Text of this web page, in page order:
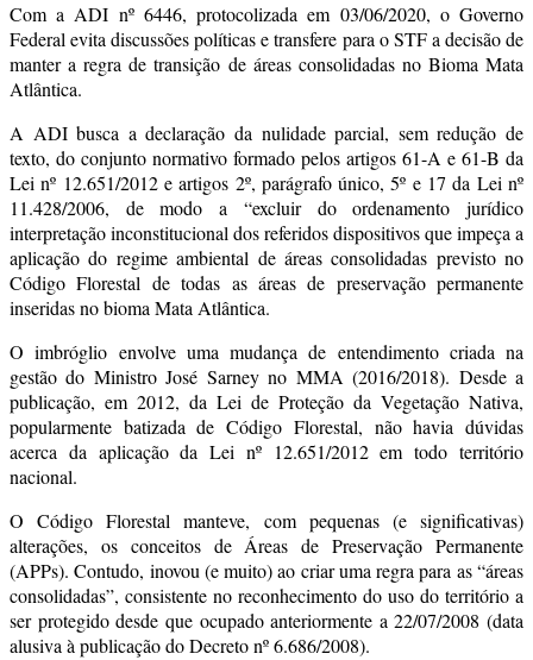
Com a ADI nº 6446, protocolizada em 03/06/2020, o Governo
Federal evita discussões políticas e transfere para o STF a decisão de
manter a regra de transição de áreas consolidadas no Bioma Mata
Atlântica.
A ADI busca a declaração da nulidade parcial, sem redução de
texto, do conjunto normativo formado pelos artigos 61-A e 61-B da
Lei nº 12.651/2012 e artigos 2º, parágrafo único, 5º e 17 da Lei nº
11.428/2006, de modo a “excluir do ordenamento jurídico
interpretação inconstitucional dos referidos dispositivos que impeça a
aplicação do regime ambiental de áreas consolidadas previsto no
Código Florestal de todas as áreas de preservação permanente
inseridas no bioma Mata Atlântica.
O imbróglio envolve uma mudança de entendimento criada na
gestão do Ministro José Sarney no MMA (2016/2018). Desde a
publicação, em 2012, da Lei de Proteção da Vegetação Nativa,
popularmente batizada de Código Florestal, não havia dúvidas
acerca da aplicação da Lei nº 12.651/2012 em todo território
nacional.
O Código Florestal manteve, com pequenas (e significativas)
alterações, os conceitos de Áreas de Preservação Permanente
(APPs). Contudo, inovou (e muito) ao criar uma regra para as “áreas
consolidadas”, consistente no reconhecimento do uso do território a
ser protegido desde que ocupado anteriormente a 22/07/2008 (data
alusiva à publicação do Decreto nº 6.686/2008).